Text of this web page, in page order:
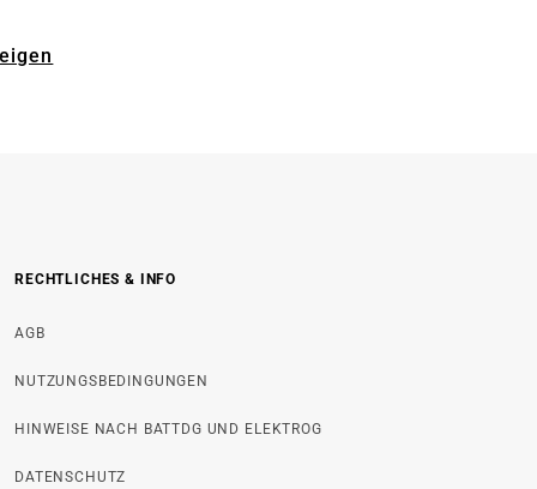
RECHTLICHES & INFO
AGB
NUTZUNGSBEDINGUNGEN
HINWEISE NACH BATTDG UND ELEKTROG
DATENSCHUTZ